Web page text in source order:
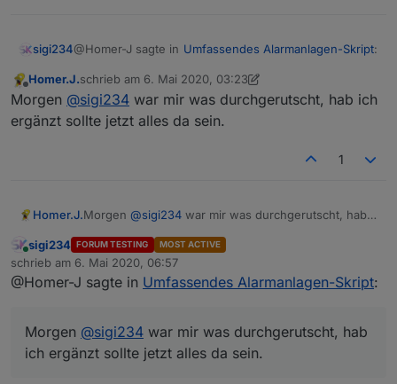
sigi234@Homer-J sagte in Umfassendes Alarmanlagen-Skript:
Viel Spaß.
Alarmanlage.rar
Danke, wollte es auch mal testen, aber da fehlen
Homer.J.schrieb am 6. Mai 2020, 03:23
zuletzt editiert von Homer.J.5. Juni 2020, 05:32
Morgen @sigi234 war mir was durchgerutscht, hab ich
ergänzt sollte jetzt alles da sein.
1
Homer.J.Morgen @sigi234 war mir was durchgerutscht, hab
Online
sigi234 FORUM TESTING MOST ACTIVE
schrieb am 6. Mai 2020, 06:57
zuletzt editiert von
@Homer-J sagte in Umfassendes Alarmanlagen-Skript:
Morgen @sigi234 war mir was durchgerutscht, hab
ich ergänzt sollte jetzt alles da sein.